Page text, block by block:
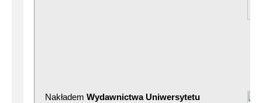
Nakładem Wydawnictwa Uniwersytetu